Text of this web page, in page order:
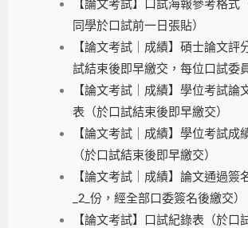
【論文考試】口試海報參考格式
同學於口試前一日張貼）
【論文考試｜成績】碩士論文評
試結束後即早繳交，每位口試委
【論文考試｜成績】學位考試論
表（於口試結束後即早繳交）
【論文考試｜成績】學位考試成
（於口試結束後即早繳交）
【論文考試｜成績】論文通過簽
_2_份，經全部口委簽名後繳交）
【論文考試】口試紀錄表（於口